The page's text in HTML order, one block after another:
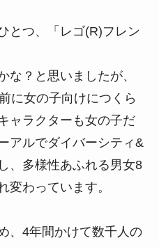
とつ、「レゴ(R)フレン
な？と思いましたが、
に女の子向けにつくら
ャラクターも女の子だ
アルでダイバーシティ&
、多様性あふれる男女8
変わっています。
、4年間かけて数千人の